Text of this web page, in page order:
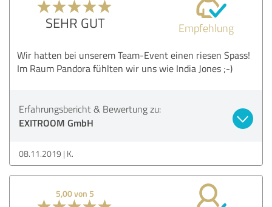
SEHR GUT Empfehlung
Wir hatten bei unserem Team-Event einen riesen Spass!
Im Raum Pandora fühlten wir uns wie India Jones ;-)
Erfahrungsbericht & Bewertung zu:
EXITROOM GmbH
08.11.2019 K.
5,00 von 5